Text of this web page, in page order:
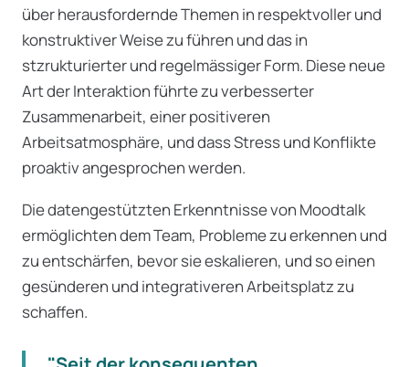
über herausfordernde Themen in respektvoller und
konstruktiver Weise zu führen und das in
stzrukturierter und regelmässiger Form. Diese neue
Art der Interaktion führte zu verbesserter
Zusammenarbeit, einer positiveren
Arbeitsatmosphäre, und dass Stress und Konflikte
proaktiv angesprochen werden.
Die datengestützten Erkenntnisse von Moodtalk
ermöglichten dem Team, Probleme zu erkennen und
zu entschärfen, bevor sie eskalieren, und so einen
gesünderen und integrativeren Arbeitsplatz zu
schaffen.